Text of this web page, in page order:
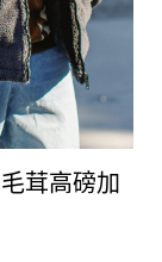
茸高磅加